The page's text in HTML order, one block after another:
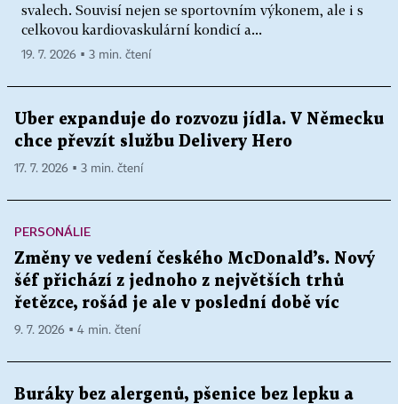
svalech. Souvisí nejen se sportovním výkonem, ale i s
celkovou kardiovaskulární kondicí a...
19. 7. 2026 ▪ 3 min. čtení
Uber expanduje do rozvozu jídla. V Německu
chce převzít službu Delivery Hero
17. 7. 2026 ▪ 3 min. čtení
PERSONÁLIE
Změny ve vedení českého McDonald’s. Nový
šéf přichází z jednoho z největších trhů
řetězce, rošád je ale v poslední době víc
9. 7. 2026 ▪ 4 min. čtení
Buráky bez alergenů, pšenice bez lepku a